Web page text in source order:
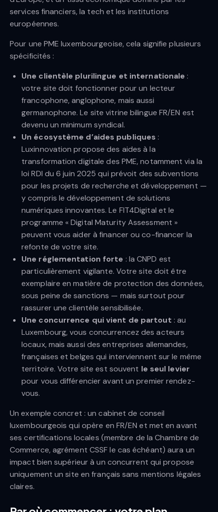
services financiers, la tech et les institutions
européennes.
Pour une PME luxembourgeoise, cela signifie plusieurs
spécificités :
Une clientèle plurilingue et internationale :
votre site doit fonctionner pour un lecteur
francophone, anglophone, mais aussi
germanophone. Le site vitrine bilingue FR/EN est
devenu un minimum syndical.
Un écosystème d’aides publiques :
Luxinnovation propose des aides à la
transformation digitale des PME, notamment via la
loi RDI du 6 juin 2025 qui prévoit des subventions
pour les projets de recherche et développement —
y compris le développement de solutions
numériques innovantes. Le FIT4Digital et le
programme « Digital Maturity Assessment »
peuvent vous aider à financer ou co-financer la
refonte de votre site.
Une réglementation forte : la CNPD est
particulièrement vigilante. Votre site doit être
exemplaire en matière de protection des données,
sous peine de sanctions — mais surtout pour
rassurer une clientèle sensibilisée.
Une concurrence qui vient de partout : au
Luxembourg, vous concurrencez des acteurs
locaux, mais aussi des entreprises allemandes,
françaises et belges qui interviennent sur le même
territoire. Votre site est souvent le seul levier
pour vous différencier avant un premier rendez-
vous.
Un exemple concret : un cabinet de conseil
luxembourgeois qui opère en FR/EN et met en avant
ses certifications locales (membre de la Chambre de
Commerce, agrément CSSF le cas échéant) aura un
impact bien supérieur à un concurrent qui propose
uniquement un site en français sans mentions légales
claires.